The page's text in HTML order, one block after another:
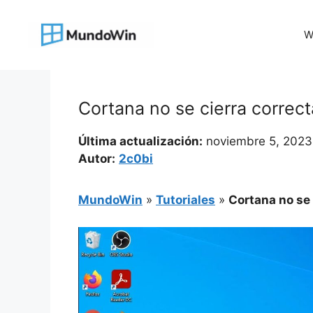
contenido
Cortana no se cierra
Última actualización: noviembre 5, 2023
Autor: 2c0bi
MundoWin » Tutoriales » Cortana no